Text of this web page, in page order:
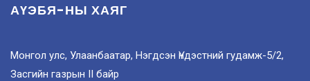
АҮЭБЯ-НЫ ХАЯГ
Монгол улс, Улаанбаатар, Нэгдсэн Үндэстний гудамж-5/2,
Засгийн газрын II байр